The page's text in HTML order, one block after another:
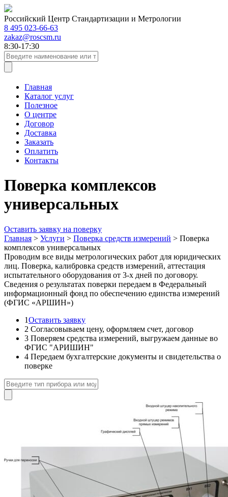
Российский Центр Стандартизации и Метрологии
8 495 023-66-63
zakaz@roscsm.ru
8:30-17:30
Главная
Каталог услуг
Полезное
О центре
Договор
Доставка
Заказать
Оплатить
Контакты
Поверка комплексов
универсальных
Оставить заявку на поверку
Главная > Услуги > Поверка средств измерений > Поверка
комплексов универсальных
Проводим все виды метрологических работ для юридических
лиц. Поверка, калибровка средств измерений, аттестация
испытательного оборудования от 3-х дней по договору.
Сведения о результатах поверки передаем в Федеральный
информационный фонд по обеспечению единства измерений
(ФГИС «АРШИН»)
1Оставить заявку
2 Согласовываем цену, оформляем счет, договор
3 Поверяем средства измерений, выгружаем данные во
ФГИС "АРИШИН"
4 Передаем бухгалтерские документы и свидетельства о
поверке